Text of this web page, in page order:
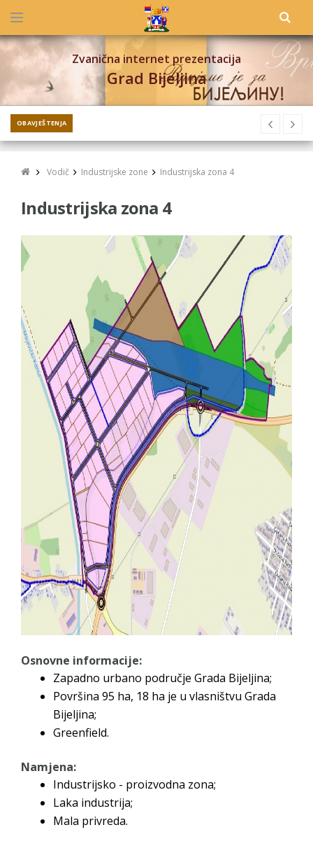
Zvanična internet prezentacija
Grad Bijeljina
OBAVJEŠTENJA
Vodič Industrijske zone Industrijska zona 4
Industrijska zona 4
Osnovne informacije:
Zapadno urbano područje Grada Bijeljina;
Površina 95 ha, 18 ha je u vlasništvu Grada
Bijeljina;
Greenfield.
Namjena:
Industrijsko - proizvodna zona;
Laka industrija;
Mala privreda.